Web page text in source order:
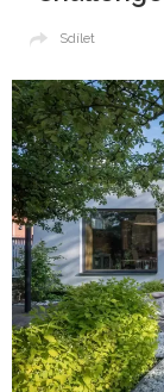
Sdílet